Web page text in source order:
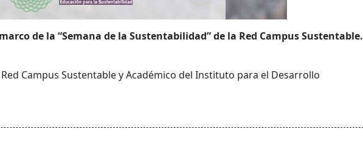
de la “Semana de la Sustentabilidad” de la Red Campus Sustentable.
Campus Sustentable yAcadémico del Instituto para el Desarrollo